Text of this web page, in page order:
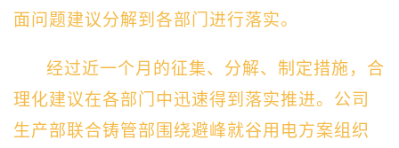
面问题建议分解到各部门进行落实。
经过近一个月的征集、分解、制定措施，合
理化建议在各部门中迅速得到落实推进。公司
生产部联合铸管部围绕避峰就谷用电方案组织